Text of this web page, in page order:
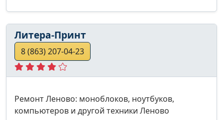
Литера-Принт
8 (863) 207-04-23
Ремонт Леново: моноблоков, ноутбуков,
компьютеров и другой техники Леново